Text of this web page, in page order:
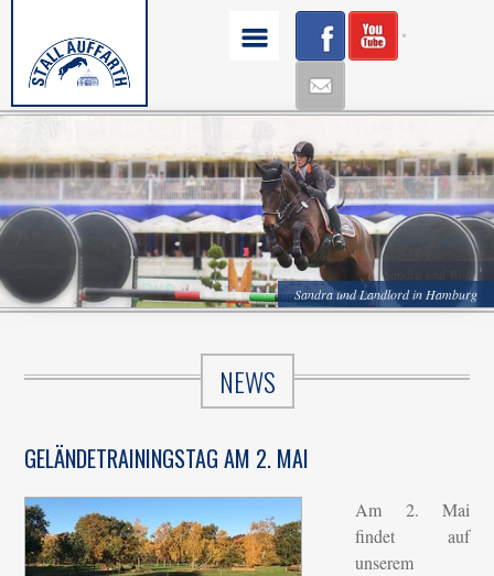
Sandra und Landlord in Hamburg
Sandra und Wolle
bei den Olympischen Spielen in Rio 2016
NEWS
GELÄNDETRAININGSTAG AM 2. MAI
Am 2. Mai
findet auf
unserem